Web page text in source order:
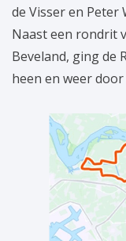
de Visser en Peter
Naast een rondrit
Beveland, ging de
heen en weer